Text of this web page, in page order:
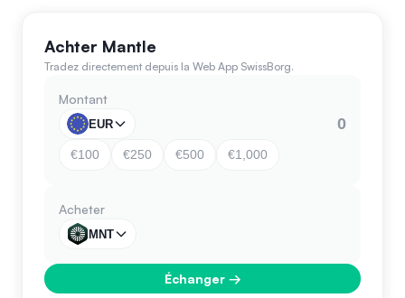
Achter Mantle
Tradez directement depuis la Web App SwissBorg.
Montant
EUR
€100 €250 €500 €1,000
Acheter
MNT
Échanger→